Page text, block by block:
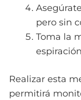
pero sin
Toma la
Realizar esta
permitirá